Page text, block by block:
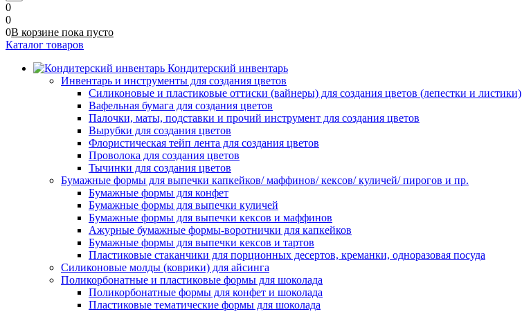
0
0
0В корзине пока пусто
Каталог товаров
Кондитерский инвентарь
Инвентарь и инструменты для создания цветов
Силиконовые и пластиковые оттиски (вайнеры) для создания цветов (лепестки и листики)
Вафельная бумага для создания цветов
Палочки, маты, подставки и прочий инструмент для создания цветов
Вырубки для создания цветов
Флористическая тейп лента для создания цветов
Проволока для создания цветов
Тычинки для создания цветов
Бумажные формы для выпечки капкейков/ маффинов/ кексов/ куличей/ пирогов и пр.
Бумажные формы для конфет
Бумажные формы для выпечки куличей
Бумажные формы для выпечки кексов и маффинов
Ажурные бумажные формы-воротнички для капкейков
Бумажные формы для выпечки кексов и тартов
Пластиковые стаканчики для порционных десертов, креманки, одноразовая посуда
Силиконовые молды (коврики) для айсинга
Поликорбонатные и пластиковые формы для шоколада
Поликорбонатные формы для конфет и шоколада
Пластиковые тематические формы для шоколада